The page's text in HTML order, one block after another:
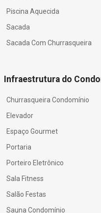
Piscina Aquecida
Sacada
Sacada Com Churrasqueira
Infraestrutura do
Churrasqueira Condomínio
Elevador
Espaço Gourmet
Portaria
Porteiro Eletrônico
Sala Fitness
Salão Festas
Sauna Condomínio